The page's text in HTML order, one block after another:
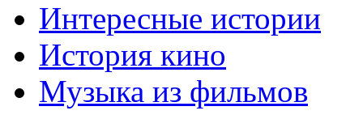
Интересные истории
История кино
Музыка из фильмов